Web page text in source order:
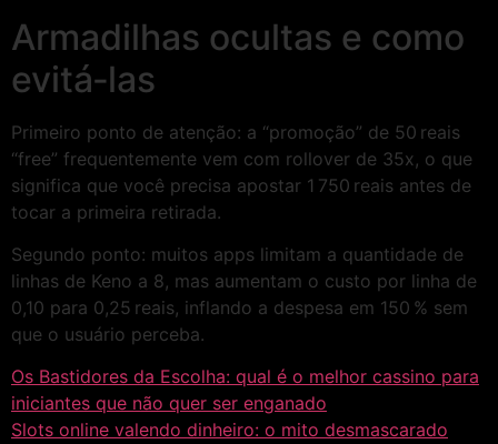
Armadilhas ocultas e como
evitá‑las
Primeiro ponto de atenção: a “promoção” de 50 reais
“free” frequentemente vem com rollover de 35x, o que
significa que você precisa apostar 1 750 reais antes de
tocar a primeira retirada.
Segundo ponto: muitos apps limitam a quantidade de
linhas de Keno a 8, mas aumentam o custo por linha de
0,10 para 0,25 reais, inflando a despesa em 150 % sem
que o usuário perceba.
Os Bastidores da Escolha: qual é o melhor cassino para
iniciantes que não quer ser enganado
Slots online valendo dinheiro: o mito desmascarado